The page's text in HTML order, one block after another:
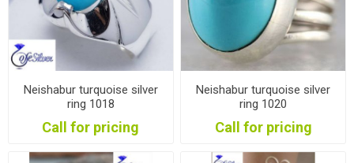
Neishabur turquoise silver
ring 1018
Call for pricing
Neishabur turquoise silver
ring 1020
Call for pricing